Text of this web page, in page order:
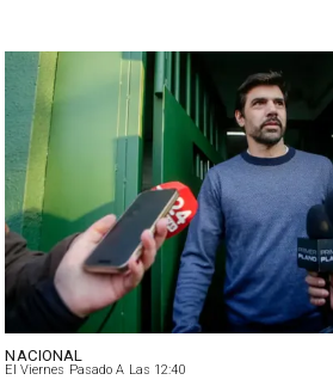
NACIONAL
El Viernes Pasado A Las 12:40